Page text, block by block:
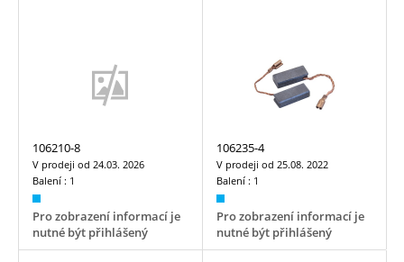
106210-8
V prodeji od 24.03. 2026
Balení : 1
Pro zobrazení informací je
nutné být přihlášený
106235-4
V prodeji od 25.08. 2022
Balení : 1
Pro zobrazení informací je
nutné být přihlášený